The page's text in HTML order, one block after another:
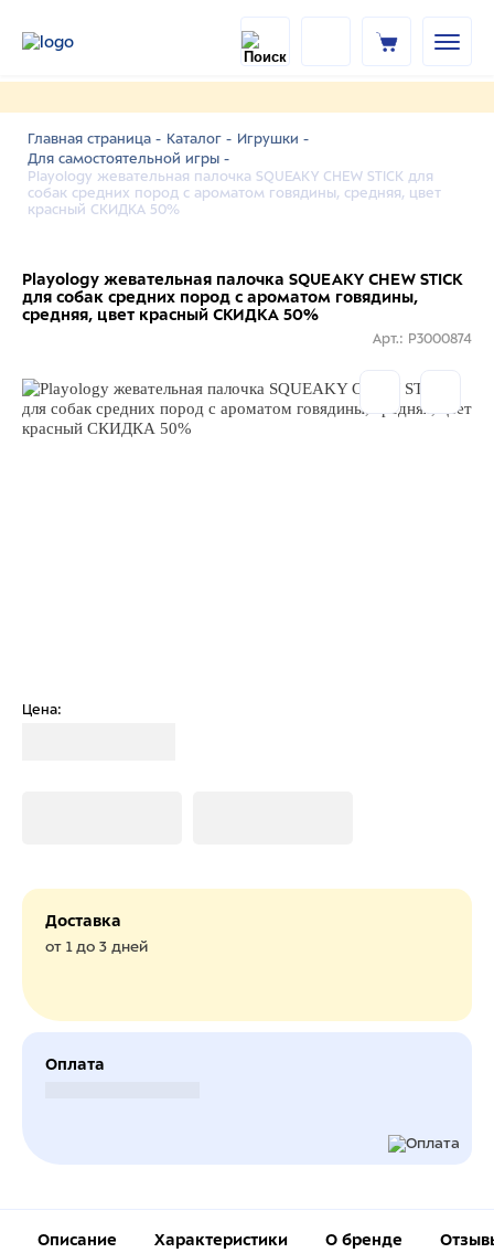
Главная страница - Каталог - Игрушки -
Для самостоятельной игры -
Playology жевательная палочка SQUEAKY CHEW STICK для
собак средних пород с ароматом говядины, средняя, цвет
красный СКИДКА 50%
Playology жевательная палочка SQUEAKY CHEW STICK
для собак средних пород с ароматом говядины,
средняя, цвет красный СКИДКА 50%
Арт.: P3000874
Цена:
Доставка
от 1 до 3 дней
Оплата
Описание Характеристики О бренде